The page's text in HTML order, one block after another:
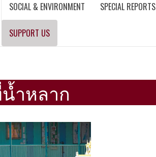
SOCIAL & ENVIRONMENT SPECIAL REPORTS
SUPPORT US
ำหลาก